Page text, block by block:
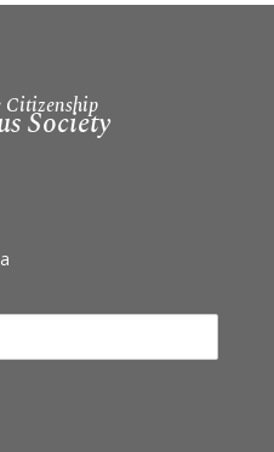
Citizenship
Society